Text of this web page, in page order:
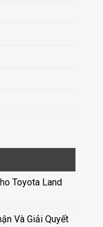
Toyota Land
Và Giải Quyết